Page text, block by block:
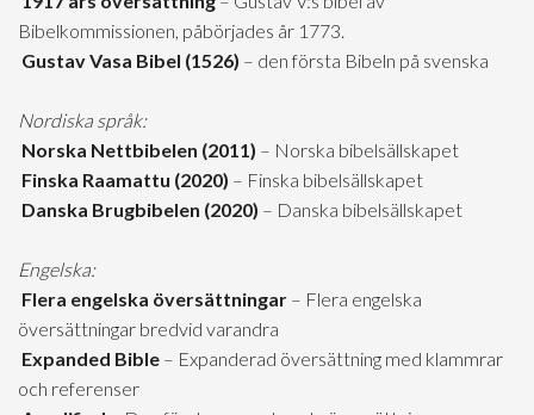
Bibelkommissionen, påbörjades år 1773.
Gustav Vasa Bibel (1526) – den första Bibeln på svenska
Nordiska språk:
Norska Nettbibelen (2011) – Norska bibelsällskapet
Finska Raamattu (2020) – Finska bibelsällskapet
Danska Brugbibelen (2020) – Danska bibelsällskapet
Engelska:
Flera engelska översättningar – Flera engelska
översättningar bredvid varandra
Expanded Bible – Expanderad översättning med klammrar
och referenser